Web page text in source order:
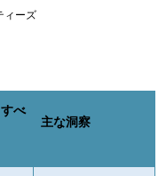
ィーズ
べ
主な洞察